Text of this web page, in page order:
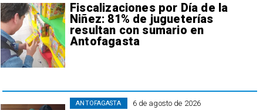
Fiscalizaciones por Día de la
Niñez: 81% de jugueterías
resultan con sumario en
Antofagasta
6 de agosto de 2026
ANTOFAGASTA